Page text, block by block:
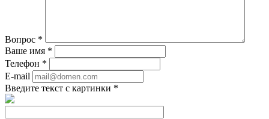
Вопрос *
Ваше имя *
Телефон *
E-mail
Введите текст с картинки *